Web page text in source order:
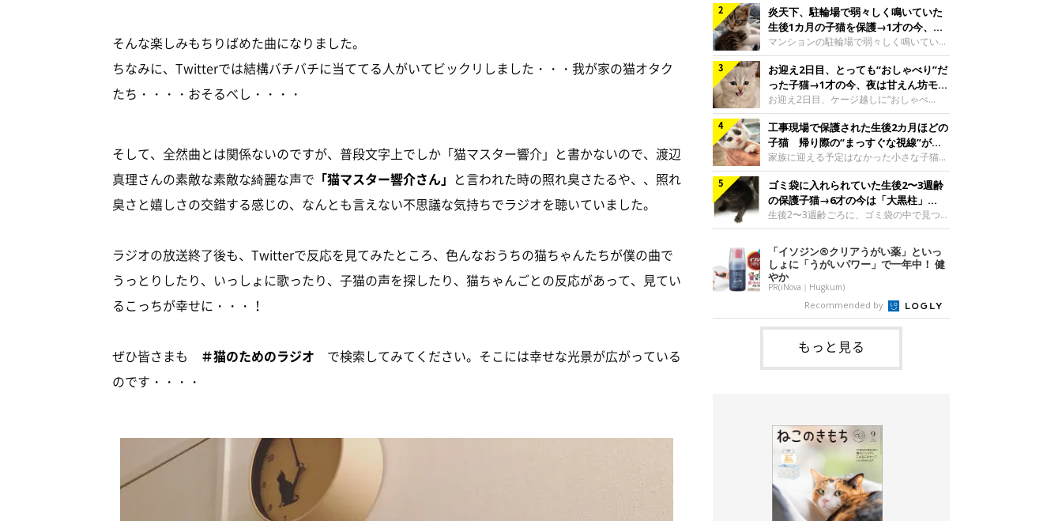
そんな楽しみもちりばめた曲になりました。
ちなみに、Twitterでは結構バチバチに当ててる人がいてビックリしました・・・我が家の猫オタク
たち・・・・おそるべし・・・・
そして、全然曲とは関係ないのですが、普段文字上でしか「猫マスター響介」と書かないので、渡辺
真理さんの素敵な素敵な綺麗な声で 「猫マスター響介さん」 と言われた時の照れ臭さたるや、、照れ
臭さと嬉しさの交錯する感じの、なんとも言えない不思議な気持ちでラジオを聴いていました。
ラジオの放送終了後も、Twitterで反応を見てみたところ、色んなおうちの猫ちゃんたちが僕の曲で
うっとりしたり、いっしょに歌ったり、子猫の声を探したり、猫ちゃんごとの反応があって、見てい
るこっちが幸せに・・・！
ぜひ皆さまも ＃猫のためのラジオ で検索してみてください。そこには幸せな光景が広がっている
のです・・・・
の間には深い絆が育まれていました。保護
当時のティダちゃん。
@muumuu62197189紹介するのは、
X（旧Twitter）ユーザー
@muumuu62197189さんの愛猫・ティダ
ちゃん（取材時6才）の成長記録です。こ
ちらは、生後3カ月ごろのティダちゃん。
飼い主さんが出会ったのは、夜から大雨に
なると予報されていた日の夕方でした。花
壇で動けずにいた子猫保護したばかりのテ
ィダちゃん。@muumuu62197189飼い主
さんは、公園の
炎天下、駐輪場で弱々しく鳴いていた
生後1カ月の子猫を保護→1才の今、筋
肉質でツンデレなコに成長
マンションの駐輪場で弱々しく鳴いてい
た、生後1カ月ほどの子猫。家族に迎えら
れてから1年、体も行動も大きく成長しま
した。炎天下の駐輪場で鳴いていた小さな
子猫保護当時のモモちゃん。@Kingponzu
紹介するのは、X（旧Twitter）ユーザー
@Kingponzuさんの愛猫・モモちゃん（取
材時1才）の成長記録です。こちらは、モ
モちゃんが生後1カ月ごろに撮影された一
枚。飼い主さんの自宅マンションの駐輪場
で鳴いていたところを保護された当時の姿
です。子猫時代のモモちゃん。
@Kingponzuその日は気温が35℃を
お迎え2日目、とっても“おしゃべり”だ
った子猫→1才の今、夜は甘えん坊モー
ドになるコに成長！
お迎え2日目、ケージ越しに“おしゃべ
り”する姿を見せていた子猫。1才になった
今も見せる愛らしい姿にキュンとします。
お迎え2日目、ケージ越しに何かを伝える
ももちゃん“おしゃべり”なももちゃん。
@poocoonyan紹介するのは、Instagram
ユーザー@poocoonyanさんの愛猫・もも
ちゃん（取材時1才／マンチカン）です。
こちらの動画は、ももちゃんが生後2カ月
を過ぎたころ、お迎え2日目に撮影された
ため、当時はケージの中で過ごしていまし
た。鳴いてアピールするももち
工事現場で保護された生後2カ月ほどの
子猫 帰り際の“まっすぐな視線”が忘
れられず、家族の一員に
家族に迎える予定はなかった小さな子猫。
帰り際に見せた姿が、飼い主さんの心に残
りました。保護当時の夏目ちゃん。
@shibainu_rintaro紹介するのは、
Instagramユーザー@shibainu_rintaroさ
んの愛猫・夏目（なつめ）ちゃん（取材時
3才）。工事現場で親猫とはぐれたとみら
れ、保護された当時は生後2カ月ほどだっ
たといいます。新しい飼い主を探すつもり
が……保護されてケージに入っている夏目
ちゃん。@shibainu_rintaro夏目ちゃんを
保護したのは、以前、飼い主さんの愛猫・
ちくわく
ゴミ袋に入れられていた生後2〜3週齢
の保護子猫→6才の今は「大黒柱」
に！ 美しい黒猫に成長した姿にグッ
とくる
生後2〜3週齢ごろに、ゴミ袋の中で見つか
った小さな命。ミルクから育てられたその
子猫は今、家族に欠かせない存在へと成長
しました。ゴミ袋の中で見つかった、ミニ
モグラのような子猫よちよち歩きをしてい
たころの、生後2〜3週齢ごろのドンちゃ
ん。@doddou_1今回紹介するのは、
X（旧Twitter）ユーザー@doddou_1さん
の愛猫・ドンちゃん（取材時、推定6才／
本名：ドミトリー・ドンスコイ）。ドンち
ゃんは、保護猫でした。ドンちゃんが見つ
かったのは、飼い主さんの姉の勤め先の敷
「イソジン®クリアうがい薬」といっ
しょに「うがいパワー」で一年中！ 健
やか
PR(iNova｜Hugkum)
Recommended by
もっと見る